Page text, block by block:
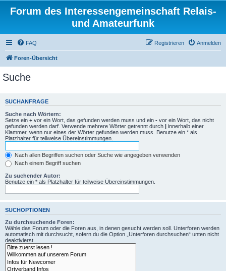
Forum des Interessengemeinschaft Relais-
und Amateurfunk
FAQ Anmelden
Registrieren
Foren-Übersicht
Suche
SUCHANFRAGE
Suche nach Wörtern:
Setze ein + vor ein Wort, das gefunden werden muss und ein - vor ein Wort, das nicht
gefunden werden darf. Verwende mehrere Wörter getrennt durch | innerhalb einer
Klammer, wenn nur eines der Wörter gefunden werden muss. Benutze ein * als
Platzhalter für teilweise Übereinstimmungen.
Nach allen Begriffen suchen oder Suche wie angegeben verwenden
Nach einem Begriff suchen
Zu suchender Autor:
Benutze ein * als Platzhalter für teilweise Übereinstimmungen.
SUCHOPTIONEN
Zu durchsuchende Foren:
Wähle das Forum oder die Foren aus, in denen gesucht werden soll. Unterforen werden
automatisch mit durchsucht, sofern du die Option „Unterforen durchsuchen“ unten nicht
deaktivierst.